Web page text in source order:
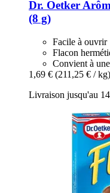
Dr. Oetker
(8 g)
Facile à ouvrir
Flacon
Convient à
1,69 € (211,25 € / kg)
Livraison jusqu'au